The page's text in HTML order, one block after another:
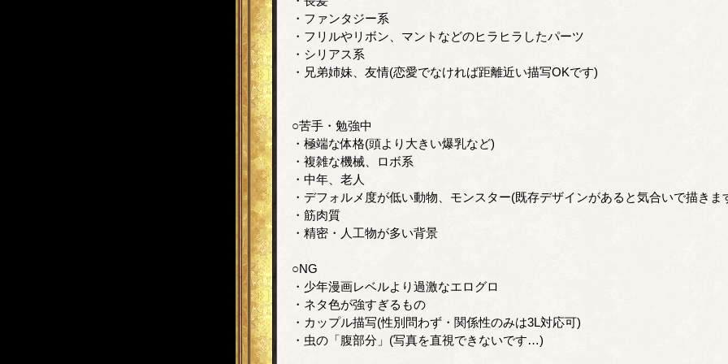
・ファンタジー系
・フリルやリボン、マントなどのヒラヒラしたパーツ
・シリアス系
・兄弟姉妹、友情(恋愛でなければ距離近い描写OKです)
○苦手・勉強中
・極端な体格(頭より大きい爆乳など)
・複雑な機械、ロボ系
・中年、老人
・デフォルメ度が低い動物、モンスター(既存デザインがあると気合いで描きま
・筋肉質
・精密・人工物が多い背景
○NG
・少年漫画レベルより過激なエログロ
・ネタ色が強すぎるもの
・カップル描写(性別問わず・関係性のみは3L対応可)
・虫の「腹部分」(写真を直視できないです…)